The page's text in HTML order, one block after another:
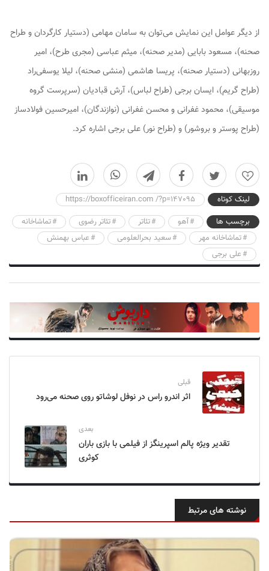
از دیگر عوامل این نمایش می‌توان به سامان مهامی (دستیار کارگردان و طراح
صحنه)، مسعود بابایی (مدیر صحنه)، میثم عباسی (مجری طرح)، امیر
روزبهانی (دستیار صحنه)، پریسا هاشمی (منشی صحنه)، لیلا یوسفی‌راد
(طراح گریم)، ایسان برجی (طراح لباس)، آرش قبادیان (سرپرست گروه
موسیقی)، محمود غفرانی و محسن غفرانی (نوازندگان)، امیرحسین فولادساز
(طراح پوستر و بروشور) و (طراح نور) علی برجی اشاره کرد.
0
لینک کوتاه
https://boxofficeiran.com /?p=147095
برچسب ها
آهو تئاتر تئاتر رضوی
تماشاخانه
تماشاخانه مهر
سعید بحرالعلومی
عباس بهمنش
علی برجی
قبلی
اثر اندرو راس در نوفل لوشاتو روی صحنه می‌رود
بعدی
تقدیر ویژه پالم اسپرینگز از فیلمی با بازی باران
کوثری
نوشته های مرتبط